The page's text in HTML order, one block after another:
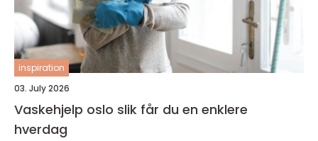
inspiration
03. July 2026
Vaskehjelp oslo slik får du en enklere
hverdag